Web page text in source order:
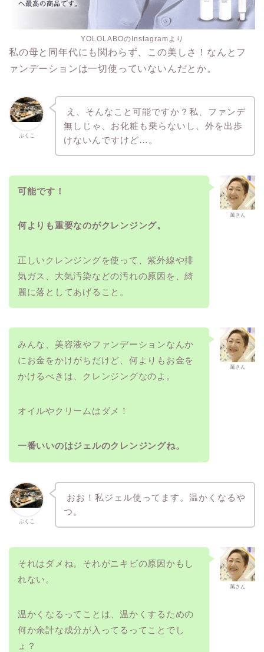
YOLOLABOのInstagramより
私の母と同年代にも関わらず、この美しさ！なんとフ
ァンデーションは一切使っていないんだとか。
ぷくこ
え、そんなこと可能ですか？私、ファンデ
無しじゃ、お化粧も乗らないし、外を出歩
けないんですけど…。
萬さん
可能です！
何よりも重要なのがクレンジング。
正しいクレンジングを使って、紫外線や排
気ガス、大気汚染などの汚れの原因を、綺
麗に落としてあげること。
萬さん
みんな、美容液やファンデーションなんか
にお金をかけがちだけど、何よりもお金を
かけるべきは、クレンジングなのよ。
オイルやクリームはダメ！
一番いいのはジェルのクレンジングね。
ぷくこ
おお！私ジェル使ってます。温かくなるや
つ。
萬さん
それはダメね。それがニキビの原因かもし
れない。
温かくなるってことは、温かくするための
何か余計な成分が入ってるってことでし
ょ？